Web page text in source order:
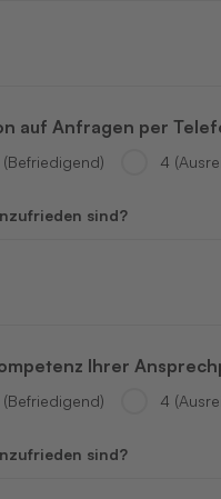
auf Anfragen per
(Befriedigend) 4
sind?
Ihrer
(Befriedigend) 4
sind?